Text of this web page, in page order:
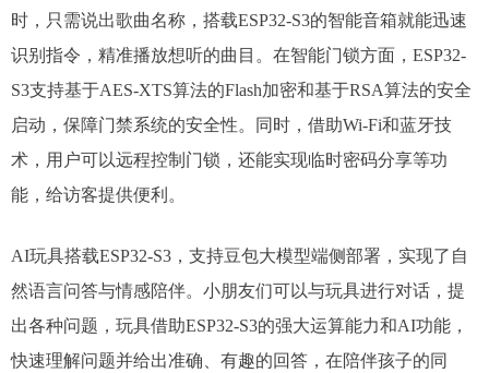
时，只需说出歌曲名称，搭载ESP32-S3的智能音箱就能迅速
识别指令，精准播放想听的曲目。在智能门锁方面，ESP32-
S3支持基于AES-XTS算法的Flash加密和基于RSA算法的安全
启动，保障门禁系统的安全性。同时，借助Wi-Fi和蓝牙技
术，用户可以远程控制门锁，还能实现临时密码分享等功
能，给访客提供便利。​
AI玩具搭载ESP32-S3，支持豆包大模型端侧部署，实现了自
然语言问答与情感陪伴。小朋友们可以与玩具进行对话，提
出各种问题，玩具借助ESP32-S3的强大运算能力和AI功能，
快速理解问题并给出准确、有趣的回答，在陪伴孩子的同